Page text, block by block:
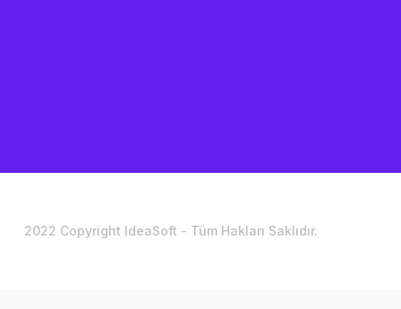
2022 Copyright IdeaSoft - Tüm Hakları Saklıdır.